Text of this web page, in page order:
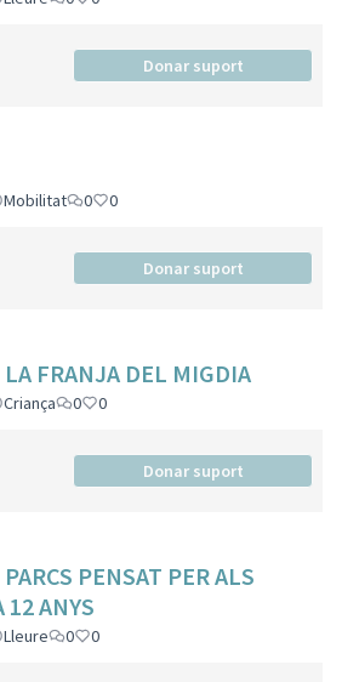
Donar suport
Mobilitat 0 0
Donar suport
FRANJA DEL MIGDIA
Criança 0 0
Donar suport
PENSAT PER ALS
12 ANYS
Lleure 0 0